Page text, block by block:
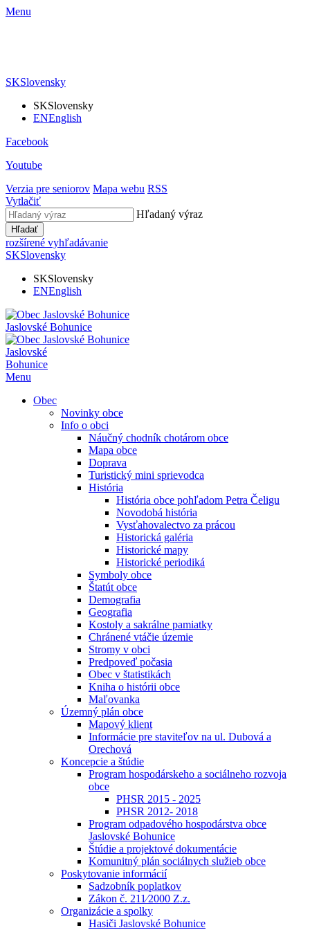
Menu
SKSlovensky
SKSlovensky
ENEnglish
Facebook
Youtube
Verzia pre seniorov Mapa webu RSS
Vytlačiť
Hľadaný výraz
Hľadať
rozšírené vyhľadávanie
SKSlovensky
SKSlovensky
ENEnglish
Jaslovské Bohunice
Jaslovské
Bohunice
Menu
Obec
Novinky obce
Info o obci
Náučný chodník chotárom obce
Mapa obce
Doprava
Turistický mini sprievodca
História
História obce pohľadom Petra Čeligu
Novodobá história
Vysťahovalectvo za prácou
Historická galéria
Historické mapy
Historické periodiká
Symboly obce
Štatút obce
Demografia
Geografia
Kostoly a sakrálne pamiatky
Chránené vtáčie územie
Stromy v obci
Predpoveď počasia
Obec v štatistikách
Kniha o histórii obce
Maľovanka
Územný plán obce
Mapový klient
Informácie pre staviteľov na ul. Dubová a
Orechová
Koncepcie a štúdie
Program hospodárskeho a sociálneho rozvoja
obce
PHSR 2015 - 2025
PHSR 2012- 2018
Program odpadového hospodárstva obce
Jaslovské Bohunice
Štúdie a projektové dokumentácie
Komunitný plán sociálnych služieb obce
Poskytovanie informácií
Sadzobník poplatkov
Zákon č. 211⁄2000 Z.z.
Organizácie a spolky
Hasiči Jaslovské Bohunice